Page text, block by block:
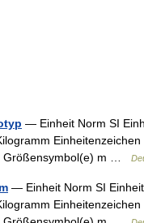
— Einheit Norm SI
Größensymbol(e) m …
— Einheit Norm SI